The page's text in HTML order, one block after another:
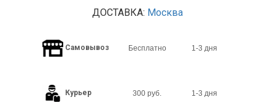
ДОСТАВКА: Москва
Самовывоз Бесплатно 1-3 дня
Курьер 300 руб. 1-3 дня